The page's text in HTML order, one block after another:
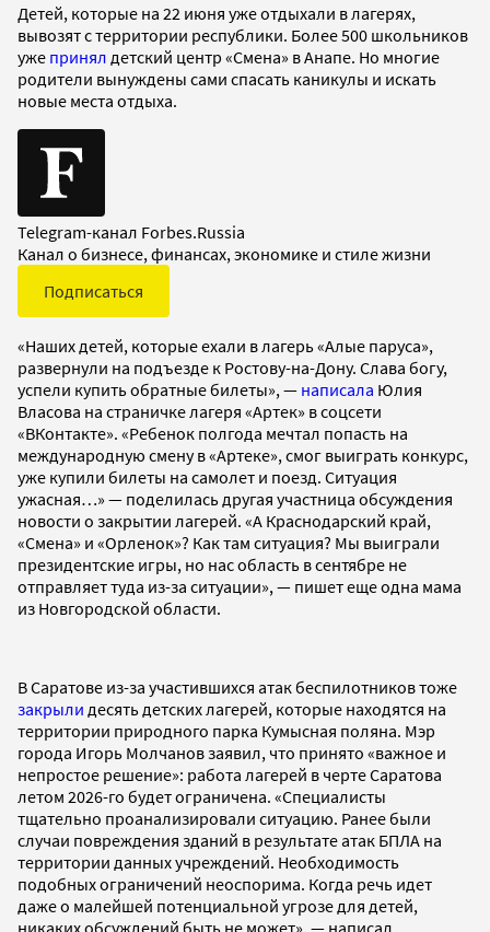
Детей, которые на 22 июня уже отдыхали в лагерях,
вывозят с территории республики. Более 500 школьников
уже принял детский центр «Смена» в Анапе. Но многие
родители вынуждены сами спасать каникулы и искать
новые места отдыха.
Telegram-канал Forbes.Russia
Канал о бизнесе, финансах, экономике и стиле жизни
Подписаться
«Наших детей, которые ехали в лагерь «Алые паруса»,
развернули на подъезде к Ростову-на-Дону. Слава богу,
успели купить обратные билеты», — написала Юлия
Власова на страничке лагеря «Артек» в соцсети
«ВКонтакте». «Ребенок полгода мечтал попасть на
международную смену в «Артеке», смог выиграть конкурс,
уже купили билеты на самолет и поезд. Ситуация
ужасная…» — поделилась другая участница обсуждения
новости о закрытии лагерей. «А Краснодарский край,
«Смена» и «Орленок»? Как там ситуация? Мы выиграли
президентские игры, но нас область в сентябре не
отправляет туда из-за ситуации», — пишет еще одна мама
из Новгородской области.
В Саратове из-за участившихся атак беспилотников тоже
закрыли десять детских лагерей, которые находятся на
территории природного парка Кумысная поляна. Мэр
города Игорь Молчанов заявил, что принято «важное и
непростое решение»: работа лагерей в черте Саратова
летом 2026-го будет ограничена. «Специалисты
тщательно проанализировали ситуацию. Ранее были
случаи повреждения зданий в результате атак БПЛА на
территории данных учреждений. Необходимость
подобных ограничений неоспорима. Когда речь идет
даже о малейшей потенциальной угрозе для детей,
никаких обсуждений быть не может», — написал